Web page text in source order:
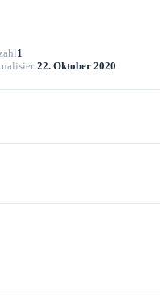
1
22. Oktober 2020